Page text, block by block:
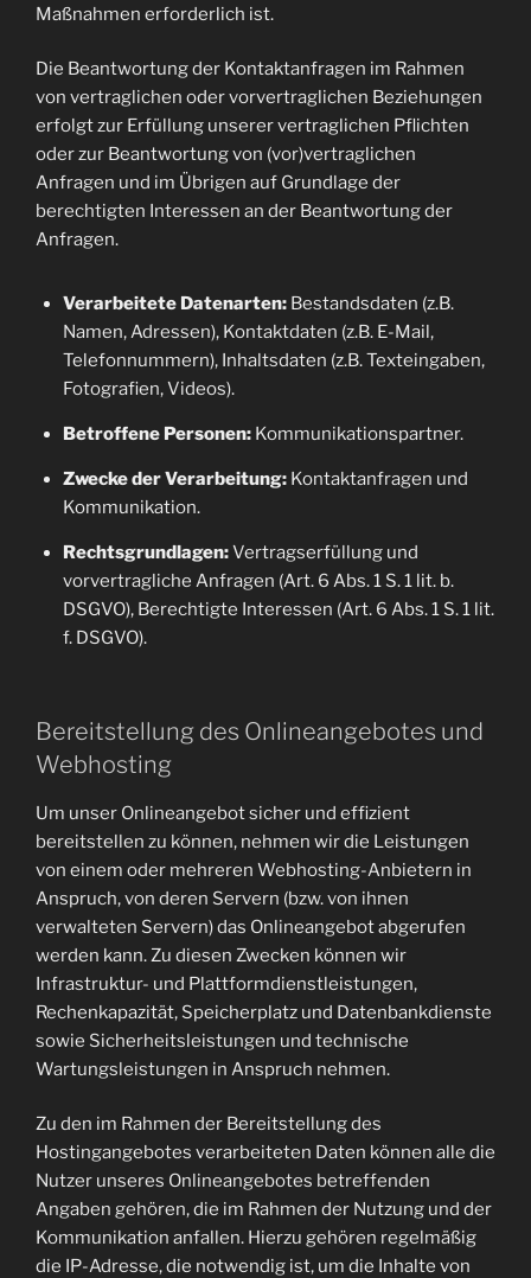
Maßnahmen erforderlich ist.
Die Beantwortung der Kontaktanfragen im Rahmen
von vertraglichen oder vorvertraglichen Beziehungen
erfolgt zur Erfüllung unserer vertraglichen Pflichten
oder zur Beantwortung von (vor)vertraglichen
Anfragen und im Übrigen auf Grundlage der
berechtigten Interessen an der Beantwortung der
Anfragen.
Verarbeitete Datenarten:Bestandsdaten (z.B.
Namen, Adressen), Kontaktdaten (z.B. E-Mail,
Telefonnummern), Inhaltsdaten (z.B. Texteingaben,
Fotografien, Videos).
Betroffene Personen:Kommunikationspartner.
Zwecke der Verarbeitung:Kontaktanfragen und
Kommunikation.
Rechtsgrundlagen:Vertragserfüllung und
vorvertragliche Anfragen (Art. 6 Abs. 1 S. 1 lit. b.
DSGVO), Berechtigte Interessen (Art. 6 Abs. 1 S. 1 lit.
f. DSGVO).
Bereitstellung des Onlineangebotes und
Webhosting
Um unser Onlineangebot sicher und effizient
bereitstellen zu können, nehmen wir die Leistungen
von einem oder mehreren Webhosting-Anbietern in
Anspruch, von deren Servern (bzw. von ihnen
verwalteten Servern) das Onlineangebot abgerufen
werden kann. Zu diesen Zwecken können wir
Infrastruktur- und Plattformdienstleistungen,
Rechenkapazität, Speicherplatz und Datenbankdienste
sowie Sicherheitsleistungen und technische
Wartungsleistungen in Anspruch nehmen.
Zu den im Rahmen der Bereitstellung des
Hostingangebotes verarbeiteten Daten können alle die
Nutzer unseres Onlineangebotes betreffenden
Angaben gehören, die im Rahmen der Nutzung und der
Kommunikation anfallen. Hierzu gehören regelmäßig
die IP-Adresse, die notwendig ist, um die Inhalte von